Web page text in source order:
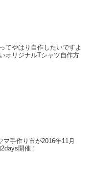
てやはり自作したいですよ
オリジナルTシャツ自作方
マ手作り市が2016年11月
開催！